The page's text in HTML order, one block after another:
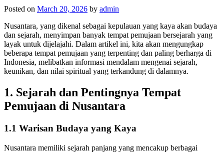
Posted on March 20, 2026 by admin
Nusantara, yang dikenal sebagai kepulauan yang kaya akan budaya
dan sejarah, menyimpan banyak tempat pemujaan bersejarah yang
layak untuk dijelajahi. Dalam artikel ini, kita akan mengungkap
beberapa tempat pemujaan yang terpenting dan paling berharga di
Indonesia, melibatkan informasi mendalam mengenai sejarah,
keunikan, dan nilai spiritual yang terkandung di dalamnya.
1. Sejarah dan Pentingnya Tempat
Pemujaan di Nusantara
1.1 Warisan Budaya yang Kaya
Nusantara memiliki sejarah panjang yang mencakup berbagai